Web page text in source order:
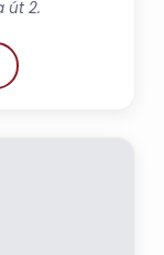
út 2.